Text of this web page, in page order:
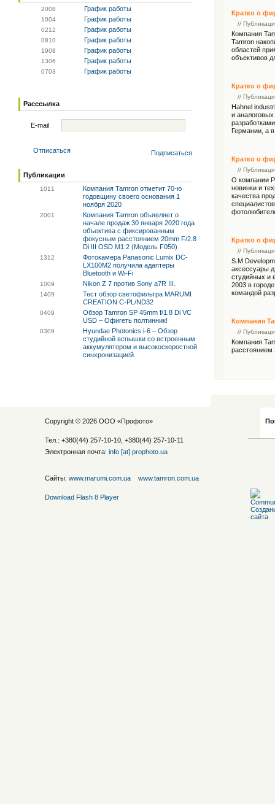
2008 График работы
1004 График работы
0212 График работы
0810 График работы
1908 График работы
1306 График работы
0703 График работы
Расссылка
E-mail
Отписаться Подписаться
Публикации
1011
Компания Tamron отметит 70-ю
годовщину своего основания 1
ноября 2020
2001
Компания Tamron объявляет о
начале продаж 30 января 2020 года
объектива с фиксированным
фокусным расстоянием 20mm F/2.8
Di III OSD M1:2 (Модель F050)
1312
Фотокамера Panasonic Lumix DC-
LX100M2 получила адаптеры
Bluetooth и Wi-Fi
1009 Nikon Z 7 против Sony a7R III.
1409
Тест обзор светофильтра MARUMI
CREATION C-PL/ND32
0409
Обзор Tamron SP 45mm f/1.8 Di VC
USD – Офигеть полтинник!
0309
Hyundae Photonics i-6 – Обзор
студийной вспышки со встроенным
аккумулятором и высокоскоростной
синхронизацией.
Кратко о
//
Компания
Tamron
областей
объективов
Кратко о
//
Hаhnel
и
Германии, а
Кратко о
//
О компании
новинки и
качества
Кратко о
//
S.M
аксессуары
студийных и
2003 в
командой
Компания
//
Компания
расстоянием
Copyright © 2026 ООО «Профото»
Тел.: +380(44) 257-10-10, +380(44) 257-10-11
Электронная почта: info [at] prophoto.ua
Сайты: www.marumi.com.ua www.tamron.com.ua
Download Flash 8 Player